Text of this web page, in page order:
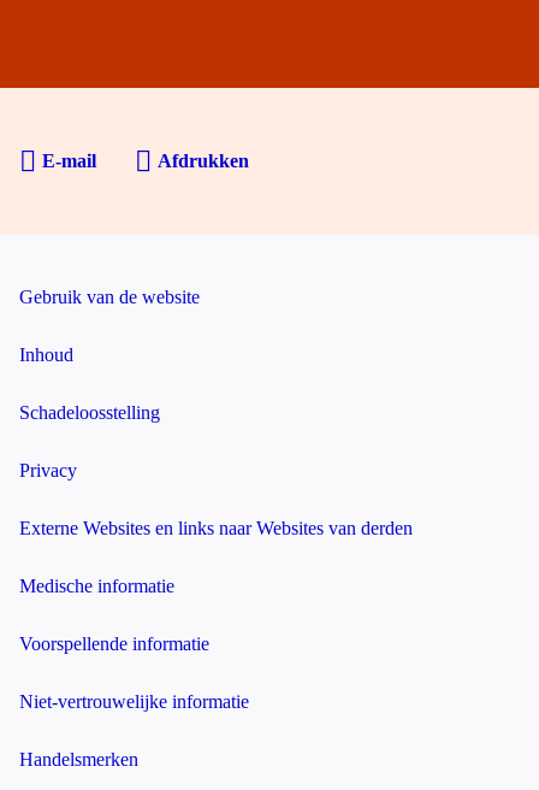
E-mail Afdrukken
Gebruik van de website
Inhoud
Schadeloosstelling
Privacy
Externe Websites en links naar Websites van derden
Medische informatie
Voorspellende informatie
Niet-vertrouwelijke informatie
Handelsmerken